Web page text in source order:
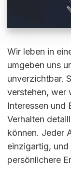
Wir leben in
umgeben uns
unverzichtbar.
verstehen, wer
Interessen und
Verhalten
können. Jeder
einzigartig,
persönlichere